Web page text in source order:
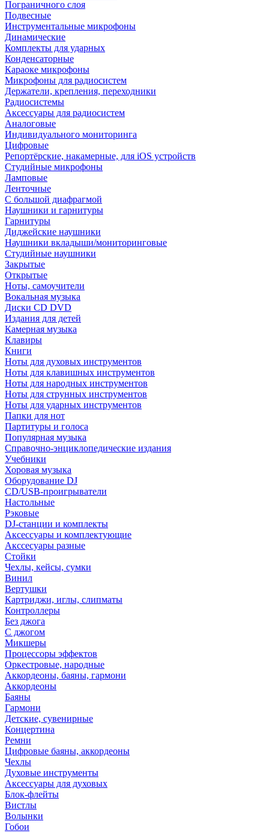
Пограничного слоя
Подвесные
Инструментальные микрофоны
Динамические
Комплекты для ударных
Конденсаторные
Караоке микрофоны
Микрофоны для радиосистем
Держатели, крепления, переходники
Радиосистемы
Аксессуары для радиосистем
Аналоговые
Индивидуального мониторинга
Цифровые
Репортёрские, накамерные, для iOS устройств
Студийные микрофоны
Ламповые
Ленточные
С большой диафрагмой
Наушники и гарнитуры
Гарнитуры
Диджейские наушники
Наушники вкладыши/мониторинговые
Студийные наушники
Закрытые
Открытые
Ноты, самоучители
Вокальная музыка
Диски CD DVD
Издания для детей
Камерная музыка
Клавиры
Книги
Ноты для духовых инструментов
Ноты для клавишных инструментов
Ноты для народных инструментов
Ноты для струнных инструментов
Ноты для ударных инструментов
Папки для нот
Партитуры и голоса
Популярная музыка
Справочно-энциклопедические издания
Учебники
Хоровая музыка
Оборудование DJ
CD/USB-проигрыватели
Настольные
Рэковые
DJ-станции и комплекты
Аксессуары и комплектующие
Акссесуары разные
Стойки
Чехлы, кейсы, сумки
Винил
Вертушки
Картриджи, иглы, слипматы
Контроллеры
Без джога
С джогом
Микшеры
Процессоры эффектов
Оркестровые, народные
Аккордеоны, баяны, гармони
Аккордеоны
Баяны
Гармони
Детские, сувенирные
Концертина
Ремни
Цифровые баяны, аккордеоны
Чехлы
Духовые инструменты
Аксессуары для духовых
Блок-флейты
Вистлы
Волынки
Гобои